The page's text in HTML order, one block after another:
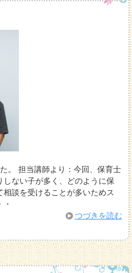
。 担当講師より：今回、保育士
ない子が多く、どのように保
談を受けることが多いためス
つづきを読む